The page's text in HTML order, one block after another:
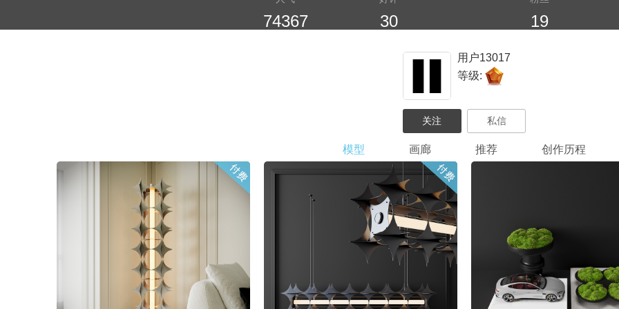
74367 30 19
用户13017
等级:
模型 画廊 推荐 创作历程